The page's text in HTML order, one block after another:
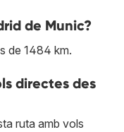
de Munic?
de 1484 km.
directes des
ruta amb vols